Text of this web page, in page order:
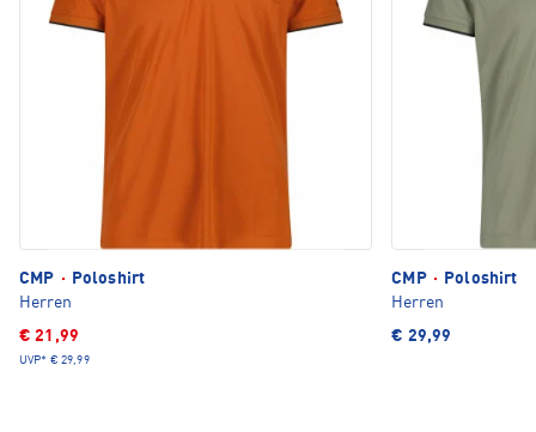
CMP ·
Poloshirt
Herren
€ 21,99
UVP* € 29,99
CMP ·
Poloshirt
Herren
€ 29,99